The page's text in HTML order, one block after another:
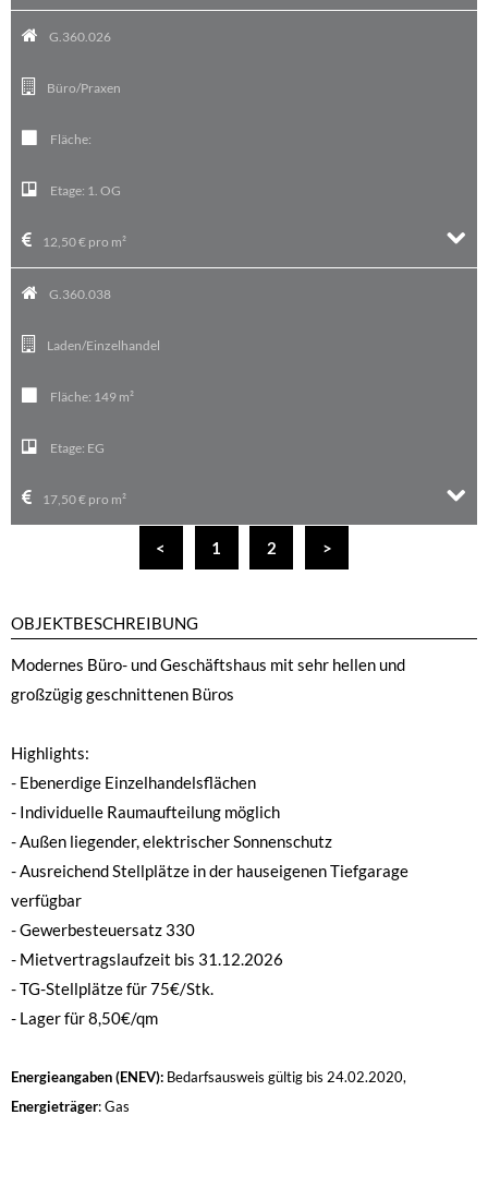
G.360.026
Büro/Praxen
Fläche:
Etage: 1. OG
12,50 € pro m²
G.360.038
Laden/Einzelhandel
Fläche: 149 m²
Etage: EG
17,50 € pro m²
< 1 2 >
OBJEKTBESCHREIBUNG
Modernes Büro- und Geschäftshaus mit sehr hellen und
großzügig geschnittenen Büros
Highlights:
- Ebenerdige Einzelhandelsflächen
- Individuelle Raumaufteilung möglich
- Außen liegender, elektrischer Sonnenschutz
- Ausreichend Stellplätze in der hauseigenen Tiefgarage
verfügbar
- Gewerbesteuersatz 330
- Mietvertragslaufzeit bis 31.12.2026
- TG-Stellplätze für 75€/Stk.
- Lager für 8,50€/qm
Energieangaben (ENEV): Bedarfsausweis gültig bis 24.02.2020,
Energieträger:Gas